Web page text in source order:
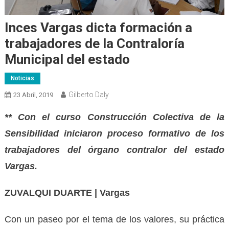
Inces Vargas dicta formación a
trabajadores de la Contraloría
Municipal del estado
Noticias
23 Abril, 2019 Gilberto Daly
** Con el curso Construcción Colectiva de la
Sensibilidad iniciaron proceso formativo de los
trabajadores del órgano contralor del estado
Vargas.
ZUVALQUI DUARTE | Vargas
Con un paseo por el tema de los valores, su práctica